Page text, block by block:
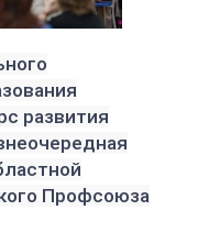
развития
Профсоюза